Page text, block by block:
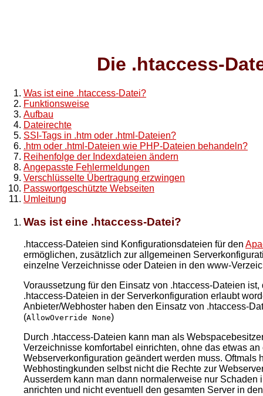
Die .htaccess-
Was ist eine .htaccess-Datei?
Funktionsweise
Aufbau
Dateirechte
SSI-Tags in .htm oder .html-Dateien?
.htm oder .html-Dateien wie PHP-Dateien behandeln?
Reihenfolge der Indexdateien ändern
Angepasste Fehlermeldungen
Verschlüsselte Übertragung erzwingen
Passwortgeschützte Webseiten
Umleitung
Was ist eine .htaccess-Datei?
.htaccess-Dateien sind Konfigurationsdateien für den
ermöglichen, zusätzlich zur allgemeinen
einzelne Verzeichnisse oder Dateien in den www-
Voraussetzung für den Einsatz von .htaccess-Dateien
.htaccess-Dateien in der Serverkonfiguration erlaubt
Anbieter/Webhoster haben den Einsatz von .htaccess-
(AllowOverride None)
Durch .htaccess-Dateien kann man als
Verzeichnisse komfortabel einrichten, ohne das etwas
Webserverkonfiguration geändert werden muss. Oftmals
Webhostingkunden selbst nicht die Rechte zur
Ausserdem kann man dann normalerweise nur Schaden
anrichten und nicht eventuell den gesamten Server in